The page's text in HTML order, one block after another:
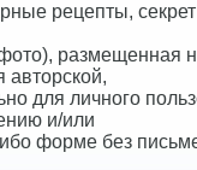
рецепты,
размещенная
авторской,
для личного
и/или
форме без